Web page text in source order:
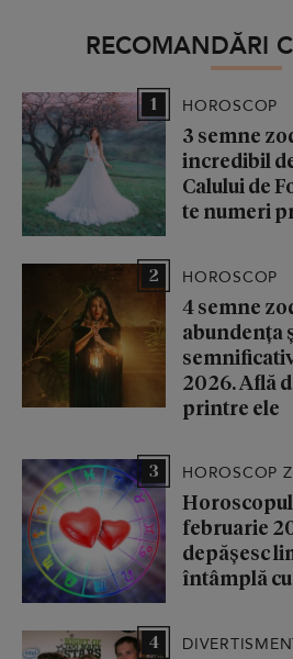
RECOMANDĂRI
1 HOROSCOP
3 semne
incredibil
Calului de
te numeri
2 HOROSCOP
4 semne
abundența
2026. Află
printre ele
3 HOROSCOP
februarie
depășesc
întâmplă
4